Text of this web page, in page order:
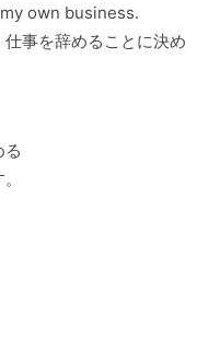
own business.
仕事を辞めることに決め